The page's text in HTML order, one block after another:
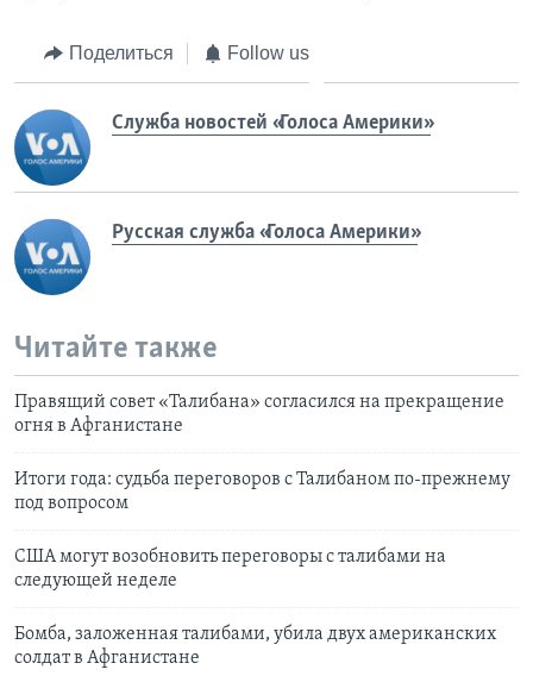
Поделиться Follow us
Служба новостей «Голоса Америки»
Русская служба «Голоса Америки»
Читайте также
Правящий совет «Талибана» согласился на прекращение
огня в Афганистане
Итоги года: судьба переговоров с Талибаном по-прежнему
под вопросом
США могут возобновить переговоры с талибами на
следующей неделе
Бомба, заложенная талибами, убила двух американских
солдат в Афганистане